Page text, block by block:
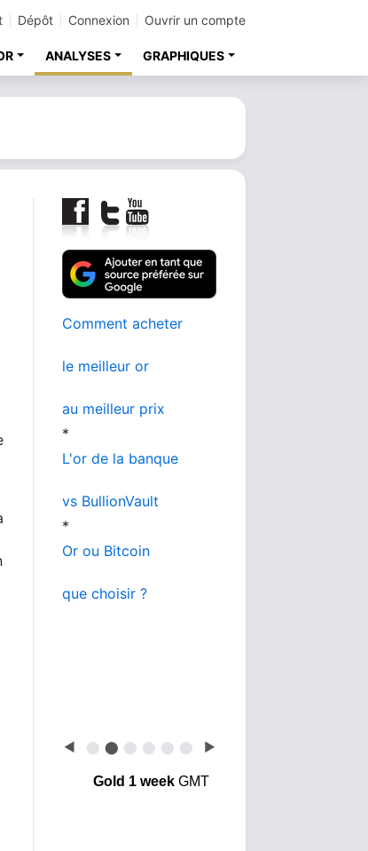
Dépôt Connexion Ouvrir un compte
ANALYSES GRAPHIQUES
Comment acheter
le meilleur or
au meilleur prix
*
L'or de la banque
vs BullionVault
*
Or ou Bitcoin
que choisir ?
◀ ⬤ ⬤ ⬤ ⬤ ⬤ ⬤ ▶
Gold 1 weekGMT